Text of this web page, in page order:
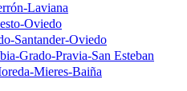
Laviana
Oviedo
Santander-Oviedo
Grado-Pravia-San Esteban
Mieres-Baiña